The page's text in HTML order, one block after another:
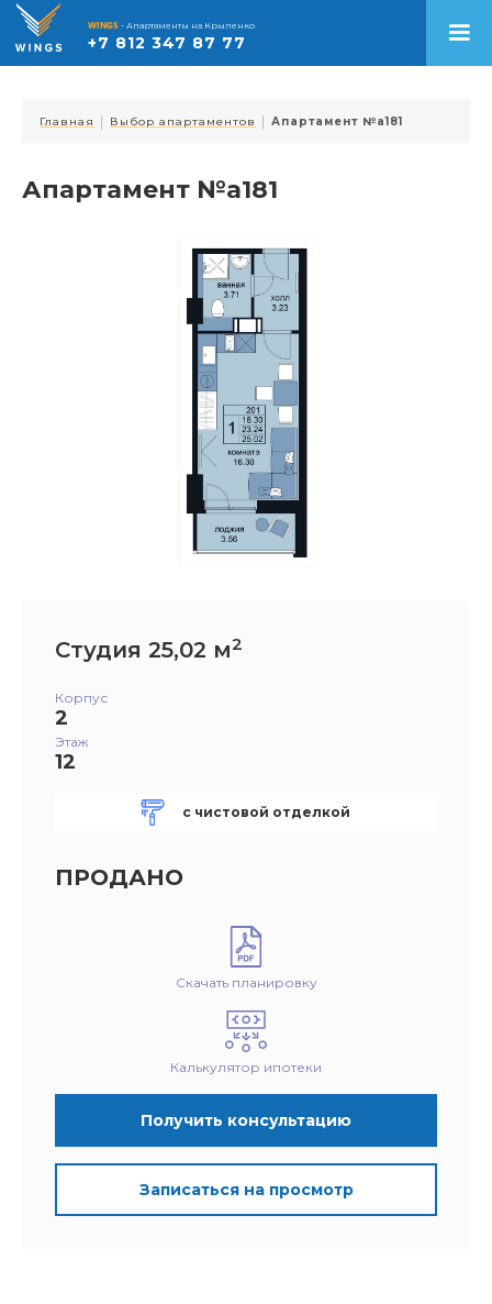
WINGS - Апартаменты на Крыленко
+7 812 347 87 77
Главная | Выбор апартаментов | Апартамент №a181
Апартамент №a181
Студия 25,02 м2
Корпус
2
Этаж
12
с чистовой отделкой
ПРОДАНО
Скачать планировку
Калькулятор ипотеки
Получить консультацию
Записаться на просмотр